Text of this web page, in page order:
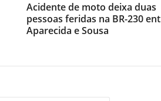
Acidente de moto deixa duas
pessoas feridas na BR-230
Aparecida e Sousa